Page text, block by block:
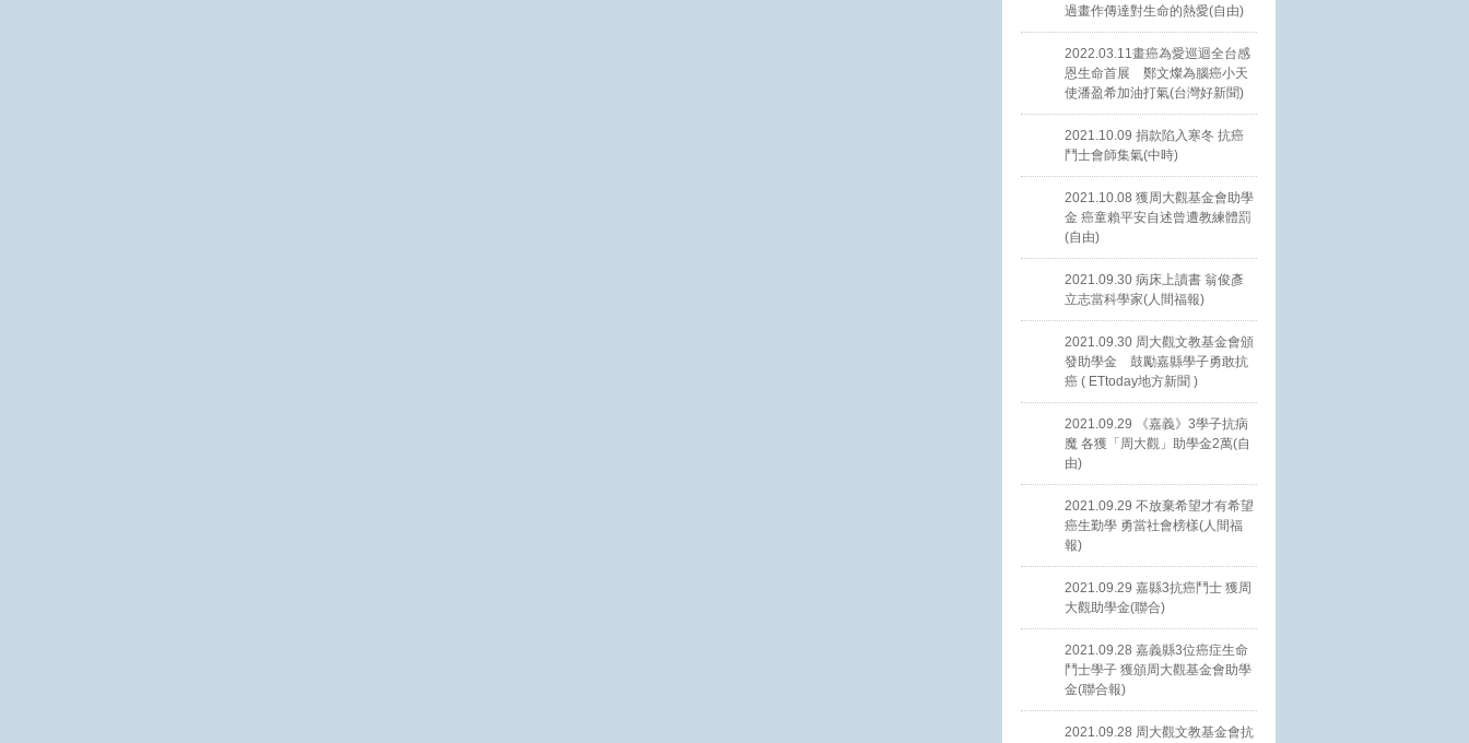
過畫作傳達對生命的熱愛(自由)
2022.03.11畫癌為愛巡迴全台感
恩生命首展 鄭文燦為腦癌小天
使潘盈希加油打氣(台灣好新聞)
2021.10.09 捐款陷入寒冬 抗癌
鬥士會師集氣(中時)
2021.10.08 獲周大觀基金會助學
金 癌童賴平安自述曾遭教練體罰
(自由)
2021.09.30 病床上讀書 翁俊彥
立志當科學家(人間福報)
2021.09.30 周大觀文教基金會頒
發助學金 鼓勵嘉縣學子勇敢抗
癌 ( ETtoday地方新聞 )
2021.09.29 《嘉義》3學子抗病
魔 各獲「周大觀」助學金2萬(自
由)
2021.09.29 不放棄希望才有希望
癌生勤學 勇當社會榜樣(人間福
報)
2021.09.29 嘉縣3抗癌鬥士 獲周
大觀助學金(聯合)
2021.09.28 嘉義縣3位癌症生命
鬥士學子 獲頒周大觀基金會助學
金(聯合報)
2021.09.28 周大觀文教基金會抗